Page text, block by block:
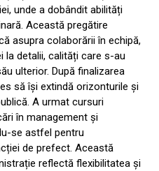
unde a dobândit abilități
Această pregătire
asupra colaborării în echipă,
la detalii, calități care s-au
ulterior. După finalizarea
să își extindă orizonturile și
A urmat cursuri
în management și
se astfel pentru
de prefect. Această
reflectă flexibilitatea și